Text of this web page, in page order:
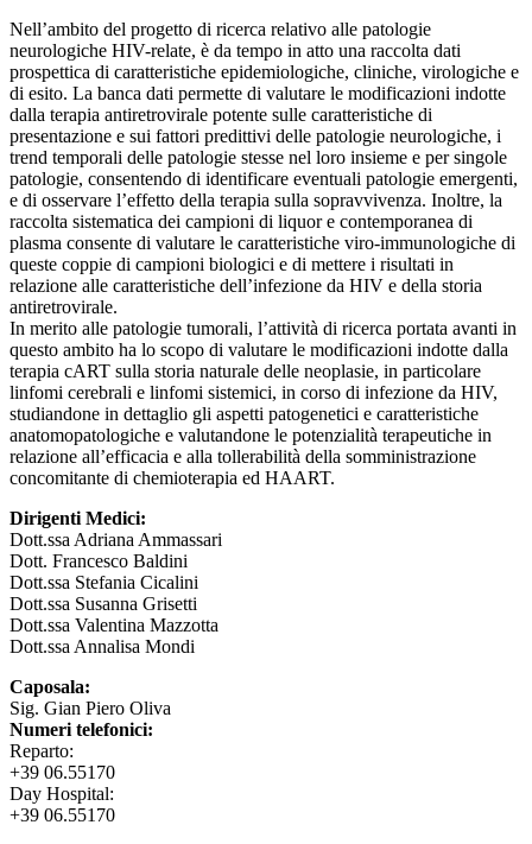
Nell’ambito del progetto di ricerca relativo alle patologie
neurologiche HIV-relate, è da tempo in atto una raccolta dati
prospettica di caratteristiche epidemiologiche, cliniche, virologiche e
di esito. La banca dati permette di valutare le modificazioni indotte
dalla terapia antiretrovirale potente sulle caratteristiche di
presentazione e sui fattori predittivi delle patologie neurologiche, i
trend temporali delle patologie stesse nel loro insieme e per singole
patologie, consentendo di identificare eventuali patologie emergenti,
e di osservare l’effetto della terapia sulla sopravvivenza. Inoltre, la
raccolta sistematica dei campioni di liquor e contemporanea di
plasma consente di valutare le caratteristiche viro-immunologiche di
queste coppie di campioni biologici e di mettere i risultati in
relazione alle caratteristiche dell’infezione da HIV e della storia
antiretrovirale.
In merito alle patologie tumorali, l’attività di ricerca portata avanti in
questo ambito ha lo scopo di valutare le modificazioni indotte dalla
terapia cART sulla storia naturale delle neoplasie, in particolare
linfomi cerebrali e linfomi sistemici, in corso di infezione da HIV,
studiandone in dettaglio gli aspetti patogenetici e caratteristiche
anatomopatologiche e valutandone le potenzialità terapeutiche in
relazione all’efficacia e alla tollerabilità della somministrazione
concomitante di chemioterapia ed HAART.
Dirigenti Medici:
Dott.ssa Adriana Ammassari
Dott. Francesco Baldini
Dott.ssa Stefania Cicalini
Dott.ssa Susanna Grisetti
Dott.ssa Valentina Mazzotta
Dott.ssa Annalisa Mondi
Caposala:
Sig. Gian Piero Oliva
Numeri telefonici:
Reparto:
+39 06.55170
Day Hospital:
+39 06.55170